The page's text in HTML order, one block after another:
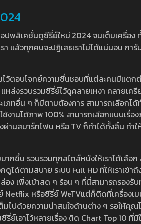
ลิเคชั่นดูซีรี่ย์ใหม่ 2024 จนเต็มเครื่อง
า แล้วทุกคนจะปฏิเสธเราไม่ได้แน่นอน ก
ว้ตอบโจทย์ความชื่นชอบที่แต่ละคนมีแต
ล่งรวบรวมซีรี่ย์ไว้ดูคลายเหงา คลายเค
ทอื่น ๆ ก็มีตามต้องการ สามารถเลือกไ
านได้ภาพ 100% สามารถเลือกแบบเรื่
นสมาร์ทโฟน หรือ TV ก็ทำได้ทั้งสิ้น ทำใ
กขึ้น รวบรวมทุกสไตล์หนังให้เราได้เลื
ด้ตามสบาย ระบบ Full HD ที่ให้เราเข้า
ล่อง เพิ่งเข้าสด ๆ ร้อน ๆ ที่นี่สามารถรอ
หรือซีรี่ย์ WeTVแต่ก็ติดที่เครื่องเ
ไปด้วยความน่าสนใจด้านต่าง ๆ รอให้คุ
เอาไว้หลายเรื่อง ติด Chart Top 10 ที่มี